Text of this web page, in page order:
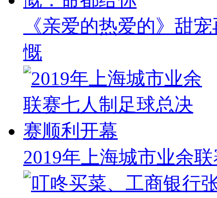
《亲爱的热爱的》甜
慨
2019年上海城市业余